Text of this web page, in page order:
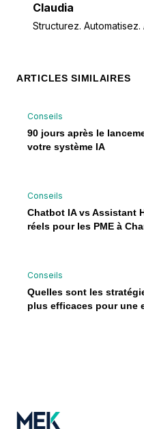
Claudia
Structurez. Automatisez.
ARTICLES SIMILAIRES
Conseils
90 jours après le
votre système IA
Conseils
Chatbot IA vs Assistant
réels pour les PME à
Conseils
Quelles sont les
plus efficaces pour une